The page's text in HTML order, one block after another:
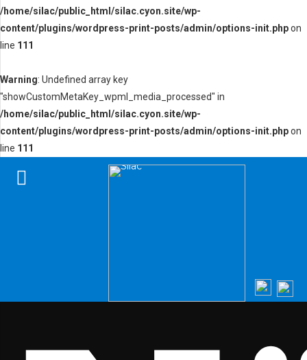
/home/silac/public_html/silac.cyon.site/wp-
content/plugins/wordpress-print-posts/admin/options-init.phpon
line 111
Warning: Undefined array key
"showCustomMetaKey_wpml_media_processed" in
/home/silac/public_html/silac.cyon.site/wp-
content/plugins/wordpress-print-posts/admin/options-init.phpon
line 111